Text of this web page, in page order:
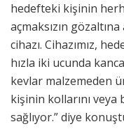
hedefteki kişinin
açmaksızın
cihazı. Cihazımız,
hızla iki ucunda
kevlar malzemeden
kişinin kollarını veya
sağlıyor.” diye